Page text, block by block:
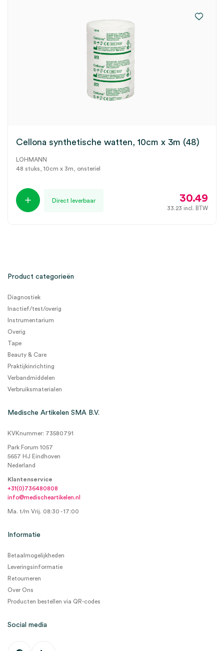
Cellona synthetische watten, 10cm x 3m (48)
LOHMANN
48 stuks, 10cm x 3m, onsteriel
Direct leverbaar 30.49
33.23 incl. BTW
Product categorieën
Diagnostiek
Inactief/test/overig
Instrumentarium
Overig
Tape
Beauty & Care
Praktijkinrichting
Verbandmiddelen
Verbruiksmaterialen
Medische Artikelen SMA B.V.
KVKnummer: 73580791
Park Forum 1057
5657 HJ Eindhoven
Nederland
Klantenservice
+31(0)736480808
info@medischeartikelen.nl
Ma. t/m Vrij. 08:30 - 17:00
Informatie
Betaalmogelijkheden
Leveringsinformatie
Retourneren
Over Ons
Producten bestellen via QR-codes
Social media